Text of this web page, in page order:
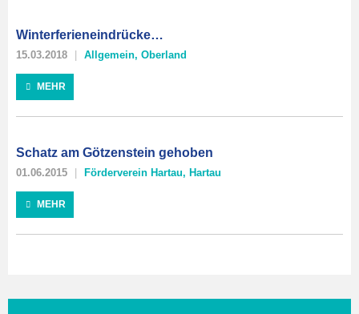
Winterferieneindrücke…
15.03.2018 Allgemein, Oberland
MEHR
Schatz am Götzenstein gehoben
01.06.2015 Förderverein Hartau, Hartau
MEHR